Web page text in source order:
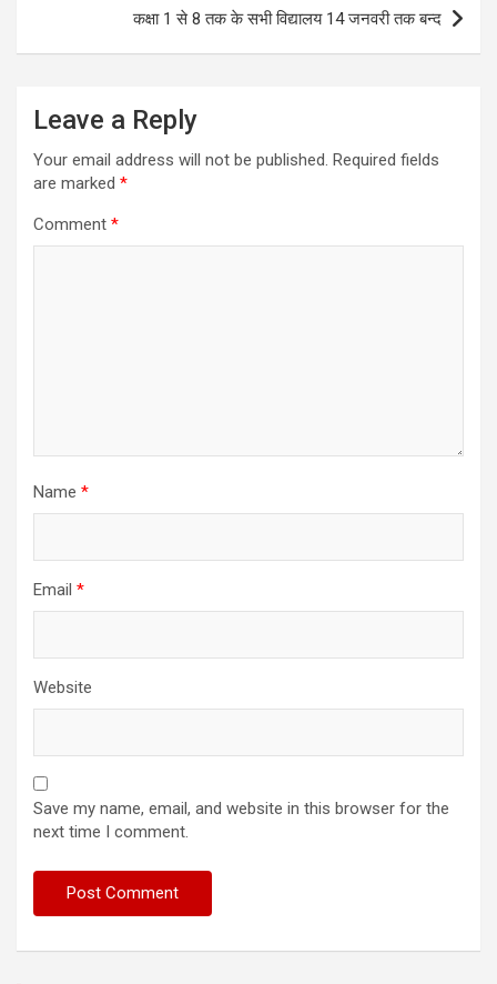
कक्षा 1 से 8 तक के सभी विद्यालय 14 जनवरी तक बन्द
Leave a Reply
Your email address will not be published. Required fields
are marked *
Comment *
Name *
Email *
Website
Save my name, email, and website in this browser for the
next time I comment.